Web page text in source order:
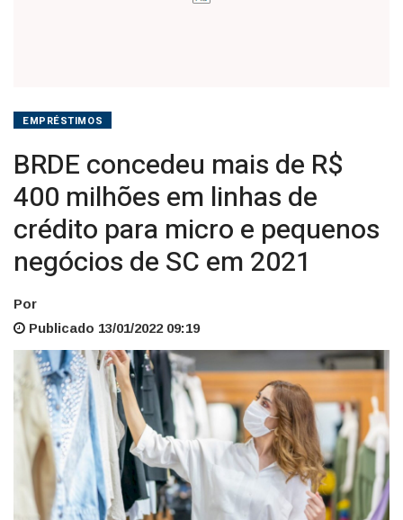
e
pequenos
negócios
de
SC
em
2021
EMPRÉSTIMOS
BRDE concedeu mais de R$
400 milhões em linhas de
crédito para micro e pequenos
negócios de SC em 2021
Por
Publicado 13/01/2022 09:19